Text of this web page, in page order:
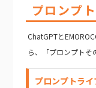
プロンプ
ChatGPTと
ら、「プロンプトそ
プロンプトラ